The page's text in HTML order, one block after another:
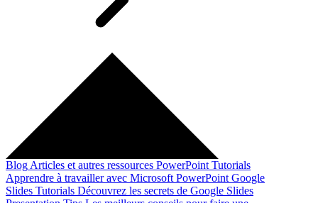
Blog Articles et autres ressources PowerPoint Tutorials
Apprendre à travailler avec Microsoft PowerPoint Google
Slides Tutorials Découvrez les secrets de Google Slides